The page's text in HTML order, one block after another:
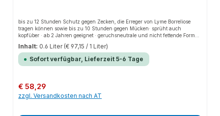
bis zu 12 Stunden Schutz gegen Zecken, die Erreger von Lyme Borreliose
tragen können sowie bis zu 10 Stunden gegen Mücken· sprüht auch
kopfüber · ab 2 Jahren geeignet · geruchsneutrale und nicht fettende Formel
· Flasche besteht zu 30% aus Post-Consumer-Recycling-Kunststoff · enthält
25% Icaridin, einen hocheffektiven Wirkstoff der neuesten Generation
Inhalt: 0.6 Liter (€ 97,15 / 1 Liter)
Sofort verfügbar, Lieferzeit 5-6 Tage
Regulärer Preis:
€ 58,29
zzgl. Versandkosten nach AT